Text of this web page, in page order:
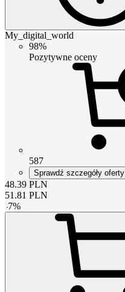
My_digital_world
98%
Pozytywne oceny
587
Sprawdź szczegóły oferty
48.39 PLN
51.81 PLN
-7%